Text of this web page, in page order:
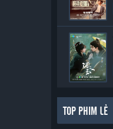
TOP PHIM LẺ